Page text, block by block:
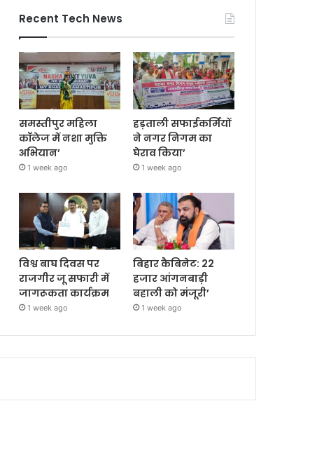
Recent Tech News
समस्तीपुर महिला
कॉलेज में नशा मुक्ति
अभियान’
1 week ago
हड़ताली सफाईकर्मियों
ने नगर निगम का
घेराव किया’
1 week ago
विश्व बाघ दिवस पर
राजगीर जू सफारी में
जागरूकता कार्यक्रम
1 week ago
बिहार कैबिनेट: 22
हजार आंगनबाड़ी
बहाली को मंजूरी’
1 week ago